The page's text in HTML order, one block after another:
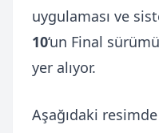
uygulaması ve
10‘un Final
yer alıyor.
Aşağıdaki